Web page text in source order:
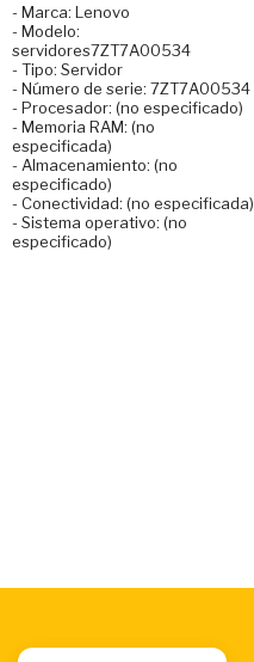
- Marca: Lenovo
- Modelo:
servidores7ZT7A00534
- Tipo: Servidor
- Número de serie: 7ZT7A00534
- Procesador: (no especificado)
- Memoria RAM: (no
especificada)
- Almacenamiento: (no
especificado)
- Conectividad: (no especificada)
- Sistema operativo: (no
especificado)